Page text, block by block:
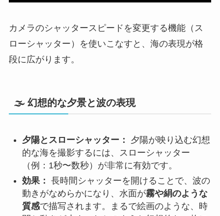
カメラのシャッタースピードを変更する機能（ス
ローシャッター）を使いこなすと、海の表現が格
段に広がります。
🌫️ 幻想的な夕景と波の表現
夕陽とスローシャッター：
夕陽が映り込む幻想
的な海を撮影するには、スローシャッター
（例：1秒〜数秒）が非常に有効です。
効果： 長時間シャッターを開けることで、波の
動きがなめらかになり、水面が霧や絹のような
質感で描写されます。まるで絵画のような、時